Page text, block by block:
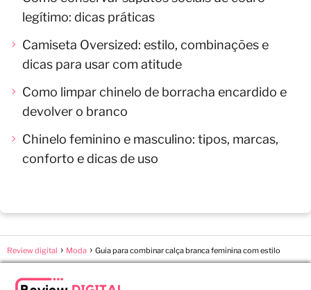
legítimo: dicas práticas
Camiseta Oversized: estilo, combinações e
dicas para usar com atitude
Como limpar chinelo de borracha encardido e
devolver o branco
Chinelo feminino e masculino: tipos, marcas,
conforto e dicas de uso
Review digital Moda Guia para combinar calça branca feminina com estilo